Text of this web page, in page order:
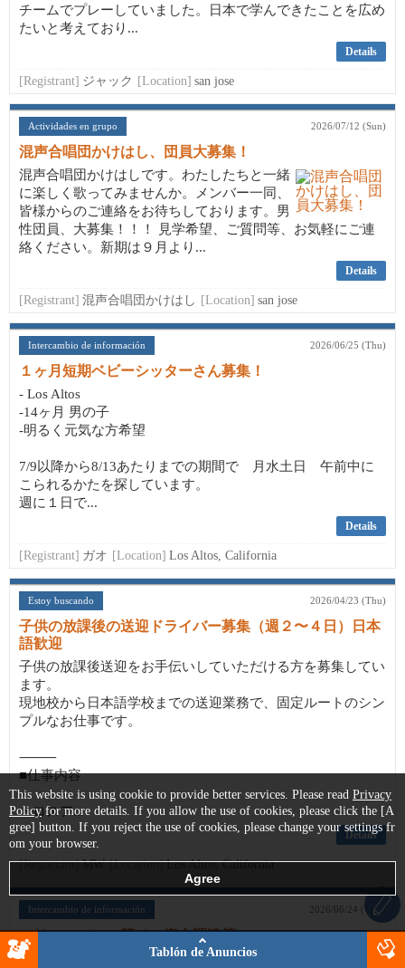
チームでプレーしていました。日本で学んできたことを広め
たいと考えており...
Details
[Registrant] ジャック [Location] san jose
Actividades en grupo 2026/07/12 (Sun)
混声合唱団かけはし、団員大募集！
混声合唱団かけはしです。わたしたちと一緒
に楽しく歌ってみませんか。メンバー一同、
皆様からのご連絡をお待ちしております。男
性団員、大募集！！！ 見学希望、ご質問等、お気軽にご連
絡ください。新期は９月より...
Details
[Registrant] 混声合唱団かけはし [Location] san jose
Intercambio de información 2026/06/25 (Thu)
１ヶ月短期ベビーシッターさん募集！
- Los Altos
-14ヶ月 男の子
-明るく元気な方希望
7/9以降から8/13あたりまでの期間で 月水土日 午前中に
こられるかたを探しています。
週に１日で...
Details
[Registrant] ガオ [Location] Los Altos, California
Estoy buscando 2026/04/23 (Thu)
子供の放課後の送迎ドライバー募集（週２〜４日）日本
語歓迎
子供の放課後送迎をお手伝いしていただける方を募集してい
ます。
現地校から日本語学校までの送迎業務で、固定ルートのシン
プルなお仕事です。
⸻
■仕事内容
・ロスア...
Details
[Registrant] MW [Location] Los Altos, California
Intercambio de información 2026/06/24 (Wed)
シリコンバレー等での資金調達等
こんにちは。 Tablón de Anuncios
This website is using cookie to provide better services. Please read Privacy
Policyfor more details. If you allow the use of cookies, please click the [A
gree] button. If you reject the use of cookies, please change your settings fr
om your browser.